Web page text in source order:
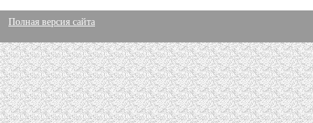
Полная версия сайта